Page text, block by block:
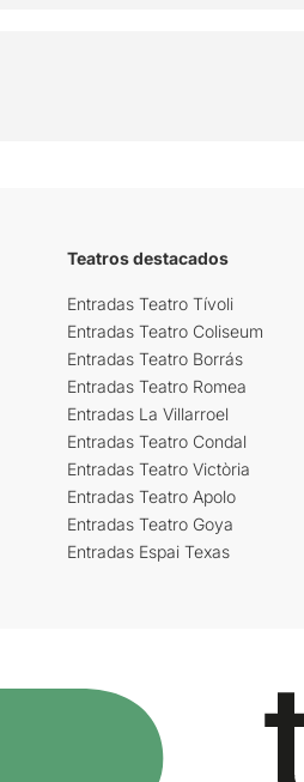
Teatros destacados
Entradas Teatro Tívoli
Entradas Teatro Coliseum
Entradas Teatro Borrás
Entradas Teatro Romea
Entradas La Villarroel
Entradas Teatro Condal
Entradas Teatro Victòria
Entradas Teatro Apolo
Entradas Teatro Goya
Entradas Espai Texas